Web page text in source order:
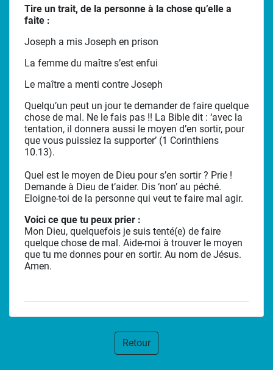
Tire un trait, de la personne à la chose qu’elle a
faite :
Joseph a mis Joseph en prison
La femme du maître s’est enfui
Le maître a menti contre Joseph
Quelqu’un peut un jour te demander de faire quelque
chose de mal. Ne le fais pas !! La Bible dit : ‘avec la
tentation, il donnera aussi le moyen d’en sortir, pour
que vous puissiez la supporter’ (1 Corinthiens
10.13).
Quel est le moyen de Dieu pour s’en sortir ? Prie !
Demande à Dieu de t’aider. Dis ‘non’ au péché.
Eloigne-toi de la personne qui veut te faire mal agir.
Voici ce que tu peux prier :
Mon Dieu, quelquefois je suis tenté(e) de faire
quelque chose de mal. Aide-moi à trouver le moyen
que tu me donnes pour en sortir. Au nom de Jésus.
Amen.
Retour